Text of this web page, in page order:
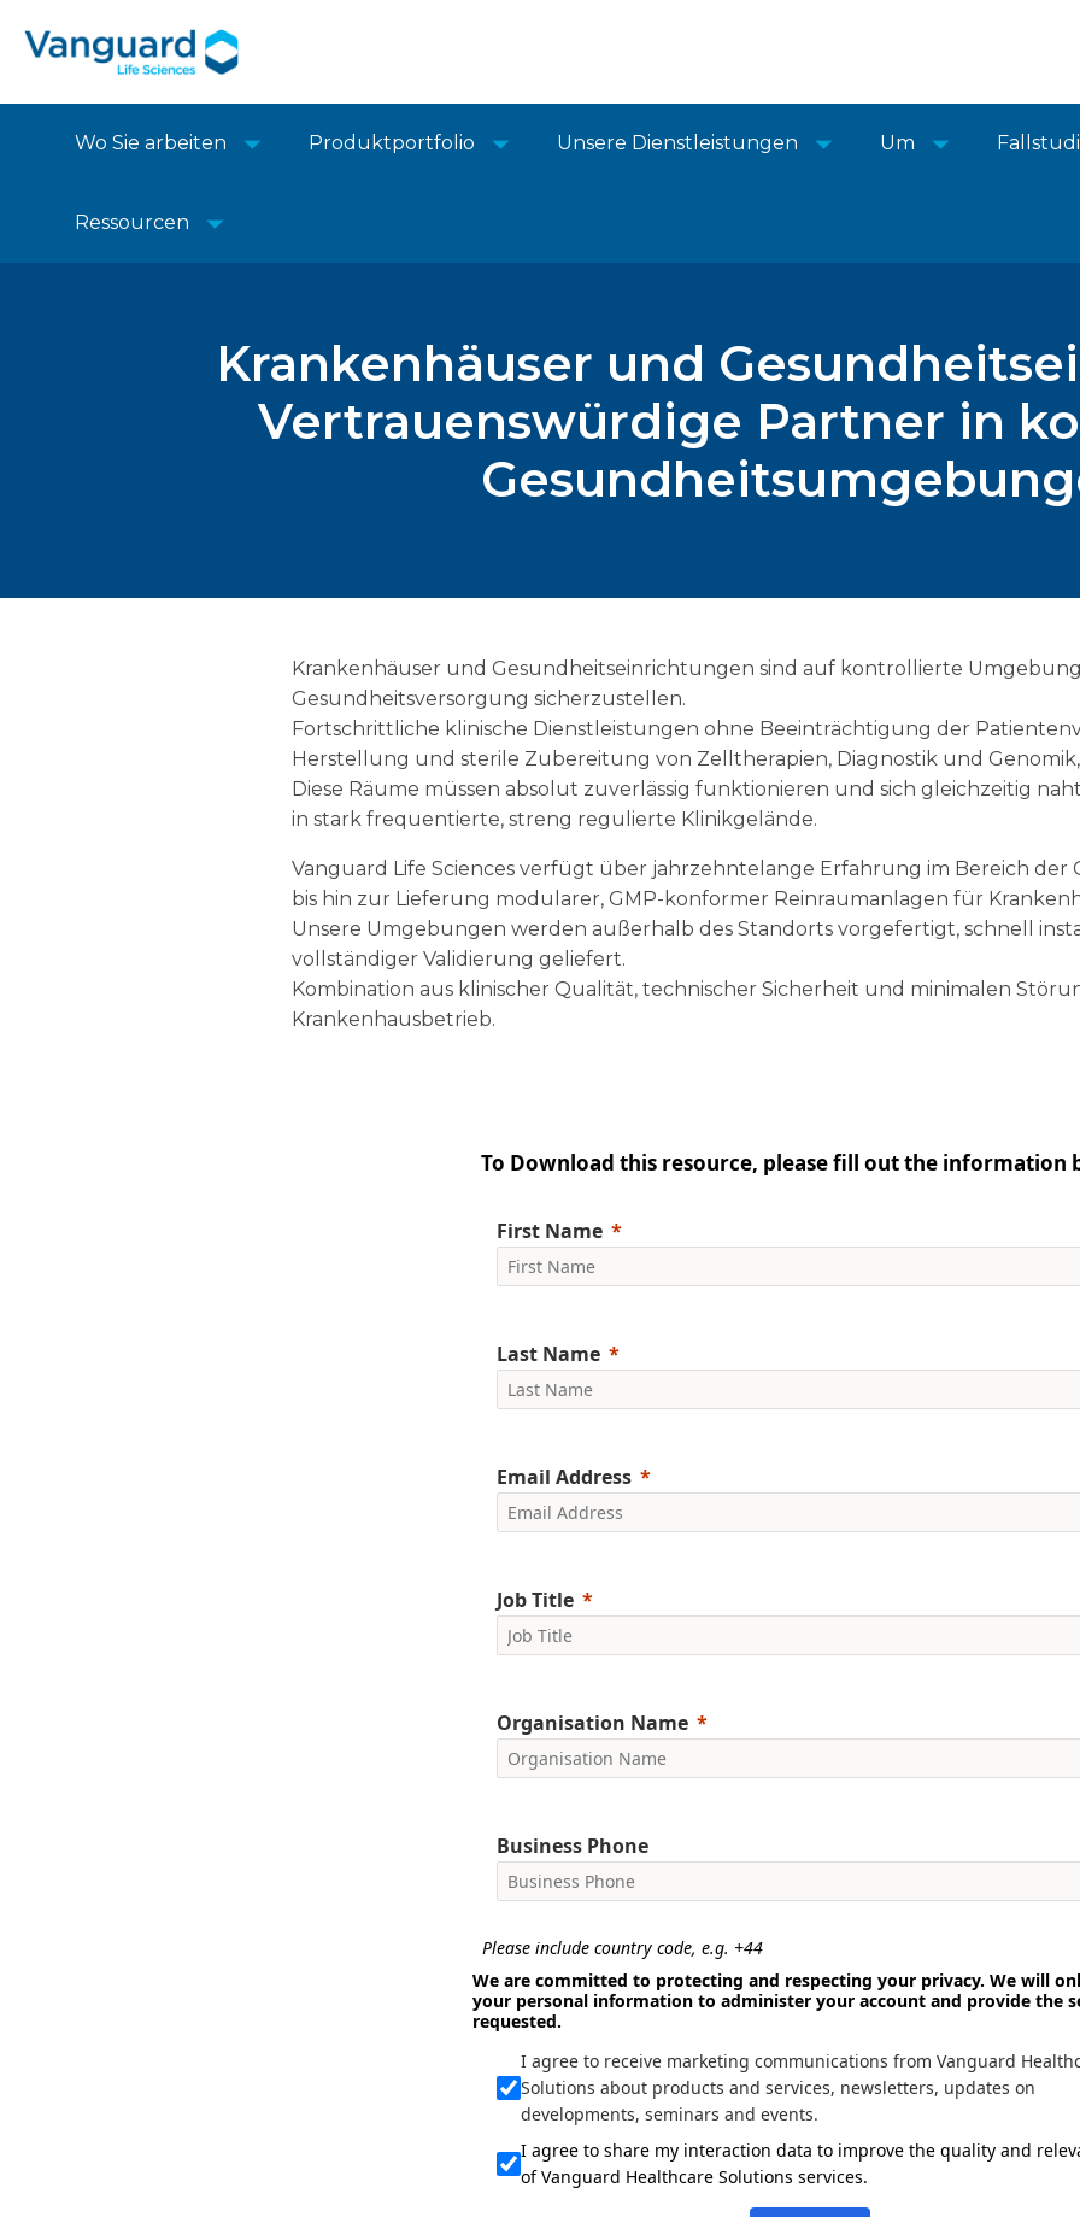
Wo Sie arbeiten Produktportfolio Unsere Dienstleistungen Um
Ressourcen
Krankenhäuser und
Vertrauenswürdige Partner in
Krankenhäuser und Gesundheitseinrichtungen sind auf kontrollierte
Gesundheitsversorgung sicherzustellen.
Fortschrittliche klinische Dienstleistungen ohne Beeinträchtigung der
Herstellung und sterile Zubereitung von Zelltherapien, Diagnostik und Genomik,
Diese Räume müssen absolut zuverlässig funktionieren und sich gleichzeitig
in stark frequentierte, streng regulierte Klinikgelände.
Vanguard Life Sciences verfügt über jahrzehntelange Erfahrung im Bereich der
bis hin zur Lieferung modularer, GMP-konformer Reinraumanlagen für
Unsere Umgebungen werden außerhalb des Standorts vorgefertigt, schnell
vollständiger Validierung geliefert.
Kombination aus klinischer Qualität, technischer Sicherheit und minimalen
Krankenhausbetrieb.
To Download this resource, please fill out the information
First Name
Last Name
Email Address
Job Title
Organisation Name
Business Phone
Please include country code, e.g. +44
We are committed to protecting and respecting your privacy. We will
your personal information to administer your account and provide the
requested.
I agree to receive marketing communications from Vanguard
Solutions about products and services, newsletters, updates on
developments, seminars and events.
I agree to share my interaction data to improve the quality and
of Vanguard Healthcare Solutions services.